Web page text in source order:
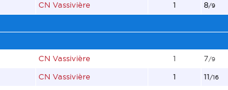
CN Vassivière 1 8/9
CN Vassivière 1 7/9
CN Vassivière 1 11/16